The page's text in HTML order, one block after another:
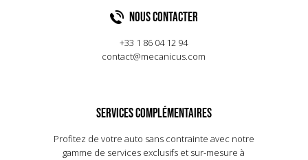
transmission intégrale assure une adhérence
optimale, même dans des conditions difficiles.
L'intérieur offre un confort exceptionnel, avec
des matériaux de haute qualité et une
NOUS CONTACTER
+33 1 86 04 12 94
contact@mecanicus.com
SERVICES COMPLÉMENTAIRES
Profitez de votre auto sans contrainte avec notre
gamme de services exclusifs et sur-mesure à